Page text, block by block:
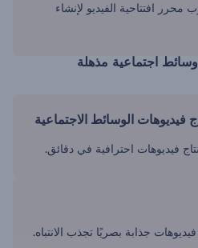
محرر افتتاحية الفيديو لإنشاء
اجتماعية مذهلة
فيديوهات الوسائط الاجتماعية
فيديوهات احترافية في دقائق.
جذابة بصريًا تجذب الانتباه.